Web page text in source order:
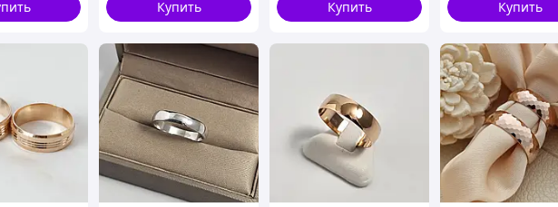
кольца с орнаментом
выбор для пары, которая
и уникальные украшения,
А чтобы вручение подарка
было еще более торжественным
пробы, что
Купить
Купить
Купить